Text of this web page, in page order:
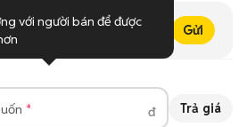
Gửi
đ Trả giá
với người bán để được